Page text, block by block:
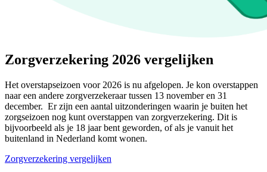
Zorgverzekering 2026 vergelijken
Het overstapseizoen voor 2026 is nu afgelopen. Je kon overstappen
naar een andere zorgverzekeraar tussen 13 november en 31
december. Er zijn een aantal uitzonderingen waarin je buiten het
zorgseizoen nog kunt overstappen van zorgverzekering. Dit is
bijvoorbeeld als je 18 jaar bent geworden, of als je vanuit het
buitenland in Nederland komt wonen.
Zorgverzekering vergelijken